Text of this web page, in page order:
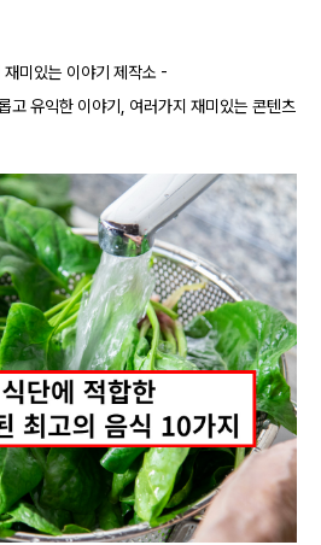
미있는 이야기 제작소 -
고 유익한 이야기, 여러가지 재미있는 콘텐츠